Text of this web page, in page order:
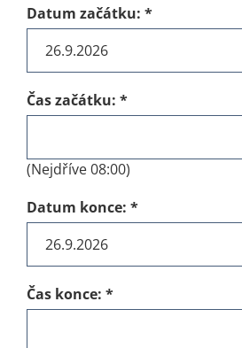
Datum začátku: *
Čas začátku: *
(Nejdříve 08:00)
Datum konce: *
Čas konce: *